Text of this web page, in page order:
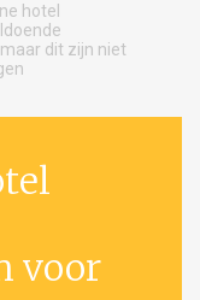
hotel
dit zijn niet
voor